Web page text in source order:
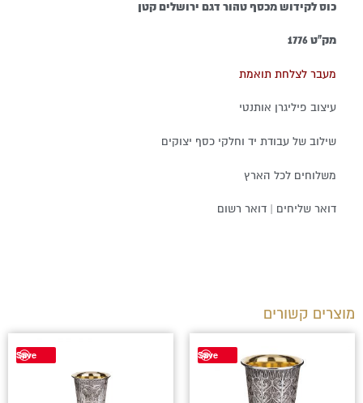
כוס לקידוש מכסף טהור דגם ירושלים קטן
מק"ט 1776
מעבר לצלחת תואמת
עיצוב פיליגרן אותנטי
שילוב של עבודת יד וחלקי כסף יצוקים
משלוחים לכל הארץ
דואר שליחים | דואר רשום
מוצרים קשורים
Save
Save